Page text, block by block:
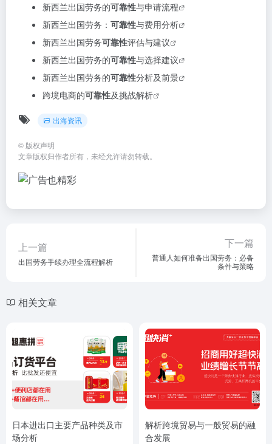
新西兰出国劳务的可靠性与申请流程
新西兰出国劳务： 可靠性与费用分析
新西兰出国劳务可靠性评估与建议
新西兰出国劳务的可靠性与选择建议
新西兰出国劳务的可靠性分析及前景
跨境电商的可靠性及挑战解析
出海资讯
© 版权声明
文章版权归作者所有，未经允许请勿转载。
上一篇
出国劳务手续办理全流程解析
下一篇
普通人如何准备出国劳务：必备
条件与策略
相关文章
日本进出口主要产品种类及市
场分析
解析跨境贸易与一般贸易的融
合发展